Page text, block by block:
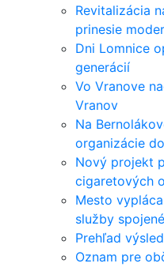
Revitalizácia
prinesie
Dni Lomnice
generácií
Vo Vranove
Vranov
Na
organizácie
Nový projekt
cigaretových
Mesto
služby
Prehľad
Oznam pre